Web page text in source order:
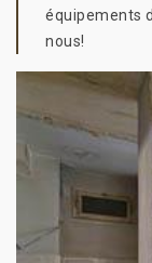
équipements
nous!